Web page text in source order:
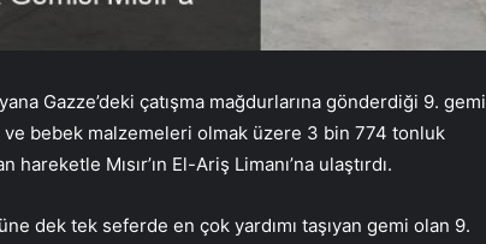
Gazze’deki çatışma mağdurlarına gönderdiği 9. gemi
ve bebek malzemeleri olmak üzere 3 bin 774 tonluk
Mısır’ın El-Ariş Limanı’na ulaştırdı.
dek tek seferde en çok yardımı taşıyan gemi olan 9.